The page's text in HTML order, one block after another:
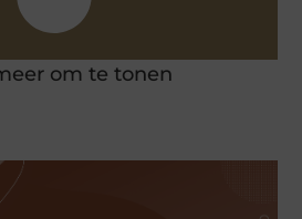
om te tonen